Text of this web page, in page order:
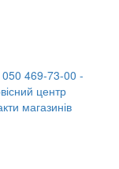
050 469-73-00 -
центр
магазинів